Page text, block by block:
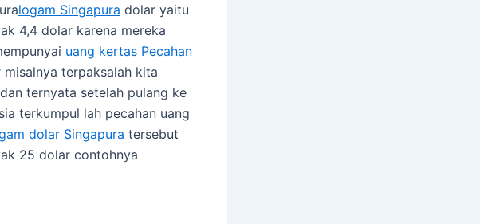
logam Singapura dolar yaitu
4,4 dolar karena mereka
uang kertas Pecahan
misalnya terpaksalah kita
ternyata setelah pulang ke
terkumpul lah pecahan uang
dolar Singapura tersebut
25 dolar contohnya